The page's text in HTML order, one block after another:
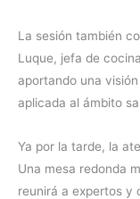
La sesión también
Luque, jefa de
aportando una
aplicada al ámbito
Ya por la tarde, la
Una mesa redonda
reunirá a expertos y